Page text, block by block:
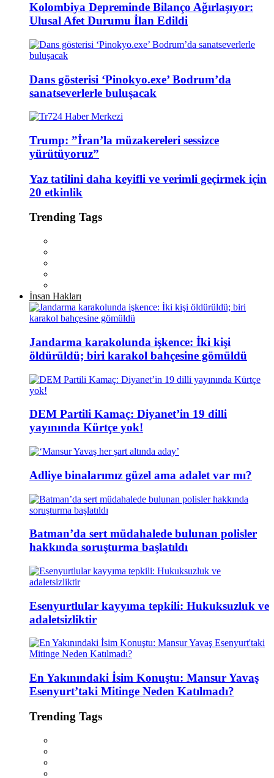
Kolombiya Depreminde Bilanço Ağırlaşıyor:
Ulusal Afet Durumu İlan Edildi
Dans gösterisi ‘Pinokyo.exe’ Bodrum’da
sanatseverlerle buluşacak
Trump: ”İran’la müzakereleri sessizce
yürütüyoruz”
Yaz tatilini daha keyifli ve verimli geçirmek için
20 etkinlik
Trending Tags
İnsan Hakları
Jandarma karakolunda işkence: İki kişi
öldürüldü; biri karakol bahçesine gömüldü
DEM Partili Kamaç: Diyanet’in 19 dilli
yayınında Kürtçe yok!
Adliye binalarımız güzel ama adalet var mı?
Batman’da sert müdahalede bulunan polisler
hakkında soruşturma başlatıldı
Esenyurtlular kayyıma tepkili: Hukuksuzluk ve
adaletsizliktir
En Yakınındaki İsim Konuştu: Mansur Yavaş
Esenyurt’taki Mitinge Neden Katılmadı?
Trending Tags